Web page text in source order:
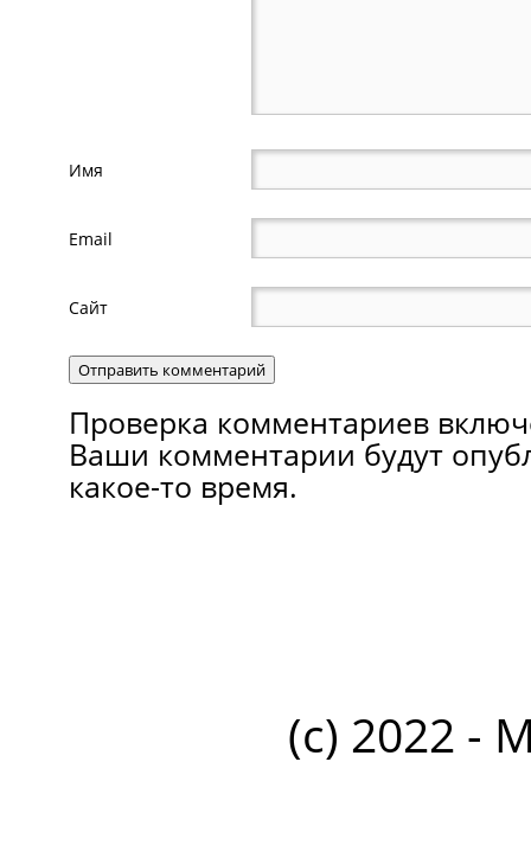
Имя
Email
Сайт
Проверка комментариев
Ваши комментарии будут
какое-то время.
(c) 2022 -